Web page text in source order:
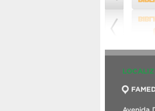
Avenida